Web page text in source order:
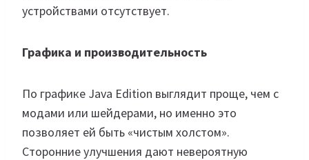
устройствами отсутствует.
Графика и производительность
По графике Java Edition выглядит проще, чем с
модами или шейдерами, но именно это
позволяет ей быть «чистым холстом».
Сторонние улучшения дают невероятную